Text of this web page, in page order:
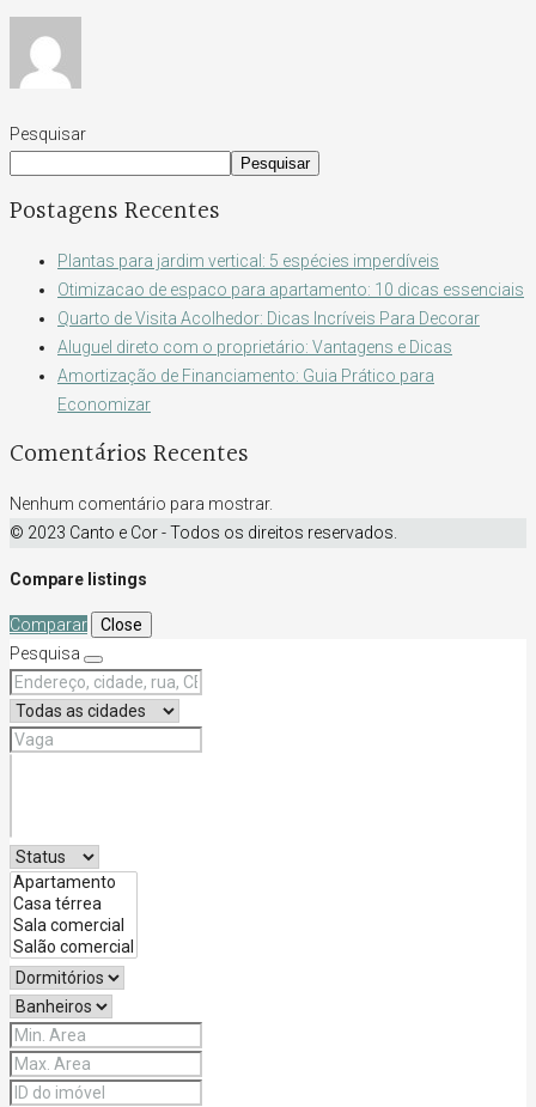
Pesquisar
Pesquisar
Postagens Recentes
Plantas para jardim vertical: 5 espécies imperdíveis
Otimizacao de espaco para apartamento: 10 dicas essenciais
Quarto de Visita Acolhedor: Dicas Incríveis Para Decorar
Aluguel direto com o proprietário: Vantagens e Dicas
Amortização de Financiamento: Guia Prático para
Economizar
Comentários Recentes
Nenhum comentário para mostrar.
© 2023 Canto e Cor - Todos os direitos reservados.
Compare listings
Comparar
Close
Pesquisa